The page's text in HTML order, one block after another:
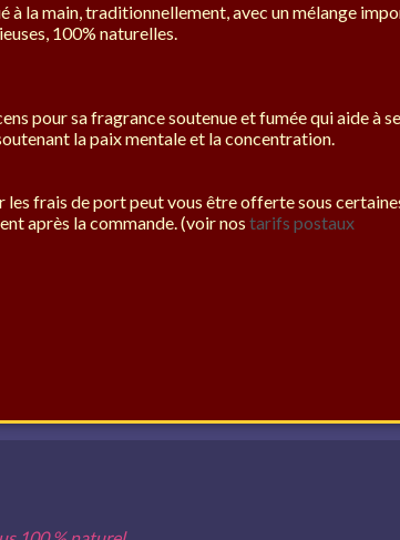
à la main, traditionnellement, avec un mélange
100% naturelles.
pour sa fragrance soutenue et fumée qui aide à se
la paix mentale et la concentration.
les frais de port peut vous être offerte sous
après la commande. (voir nos tarifs postaux